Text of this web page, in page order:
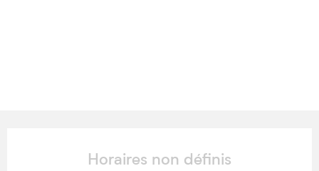
Horaires non définis